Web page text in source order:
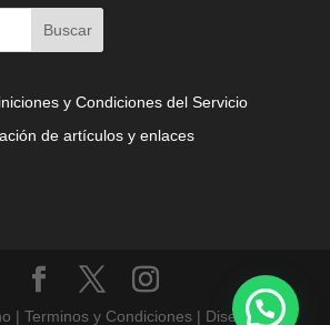
y Condiciones del Servicio
de artículos y enlaces
| Terminos y Condiciones | Diseñado